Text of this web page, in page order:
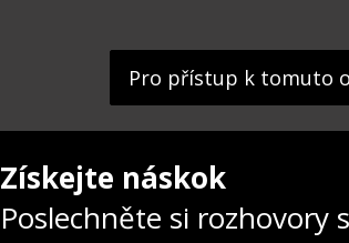
Pro přístup k tomuto
Získejte náskok
Poslechněte si rozhovory